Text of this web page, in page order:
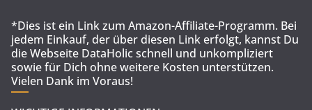
*Dies ist ein Link zum Amazon-Affiliate-Programm. Bei
jedem Einkauf, der über diesen Link erfolgt, kannst Du
die Webseite DataHolic schnell und unkompliziert
sowie für Dich ohne weitere Kosten unterstützen.
Vielen Dank im Voraus!